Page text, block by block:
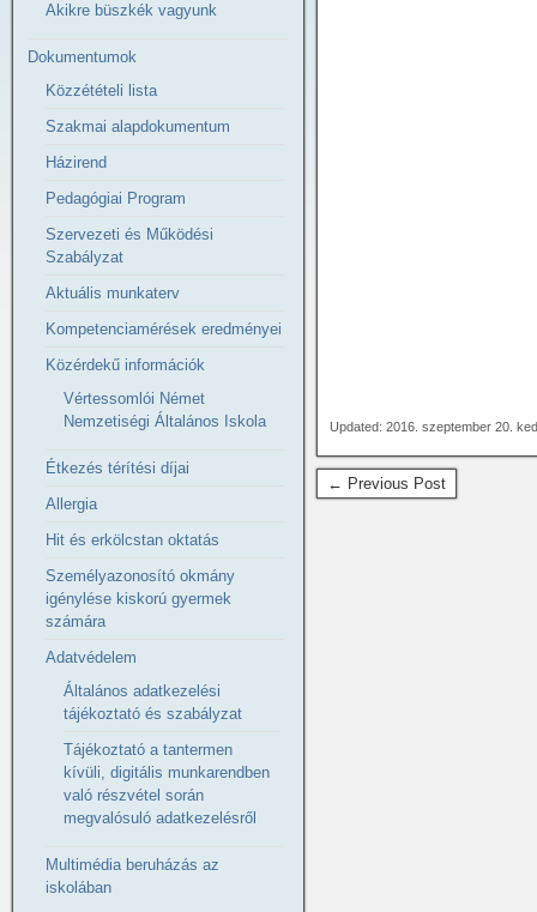
Updated: 2016. szeptember 20.
← Previous Post
Akikre büszkék vagyunk
Dokumentumok
Közzétételi lista
Szakmai alapdokumentum
Házirend
Pedagógiai Program
Szervezeti és Működési
Szabályzat
Aktuális munkaterv
Kompetenciamérések eredményei
Közérdekű információk
Vértessomlói Német
Nemzetiségi Általános Iskola
Étkezés térítési díjai
Allergia
Hit és erkölcstan oktatás
Személyazonosító okmány
igénylése kiskorú gyermek
számára
Adatvédelem
Általános adatkezelési
tájékoztató és szabályzat
Tájékoztató a tantermen
kívüli, digitális munkarendben
való részvétel során
megvalósuló adatkezelésről
Multimédia beruházás az
iskolában